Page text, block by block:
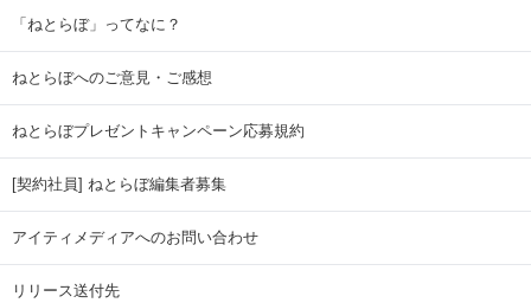
「ねとらぼ」ってなに？
ねとらぼへのご意見・ご感想
ねとらぼプレゼントキャンペーン応募規約
[契約社員] ねとらぼ編集者募集
アイティメディアへのお問い合わせ
リリース送付先